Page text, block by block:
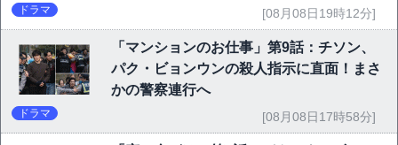
ドラマ [08月08日19時12分]
「マンションのお仕事」第9話：チソン、
パク・ビョンウンの殺人指示に直面！まさ
かの警察連行へ
ドラマ [08月08日17時58分]